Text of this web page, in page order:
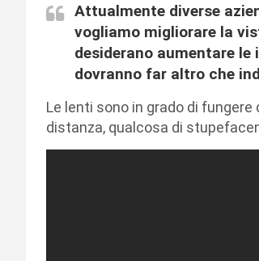
Attualmente diverse
vogliamo migliorare la
desiderano aumentare
dovranno far altro che
Le lenti sono in grado di
distanza, qualcosa di